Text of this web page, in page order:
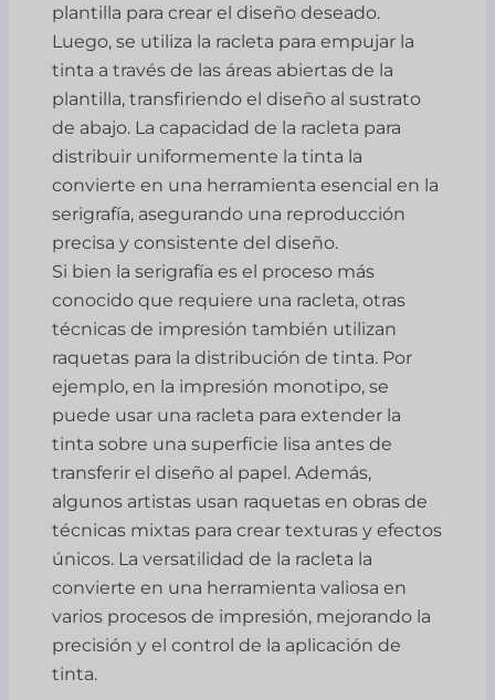
plantilla para crear el diseño deseado.
Luego, se utiliza la racleta para empujar la
tinta a través de las áreas abiertas de la
plantilla, transfiriendo el diseño al sustrato
de abajo. La capacidad de la racleta para
distribuir uniformemente la tinta la
convierte en una herramienta esencial en la
serigrafía, asegurando una reproducción
precisa y consistente del diseño.
Si bien la serigrafía es el proceso más
conocido que requiere una racleta, otras
técnicas de impresión también utilizan
raquetas para la distribución de tinta. Por
ejemplo, en la impresión monotipo, se
puede usar una racleta para extender la
tinta sobre una superficie lisa antes de
transferir el diseño al papel. Además,
algunos artistas usan raquetas en obras de
técnicas mixtas para crear texturas y efectos
únicos. La versatilidad de la racleta la
convierte en una herramienta valiosa en
varios procesos de impresión, mejorando la
precisión y el control de la aplicación de
tinta.